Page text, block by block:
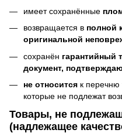
имеет сохранённые
возвращается в полной
оригинальной
сохранён гарантийный
документ,
не относится к перечню
которые не подлежат
Товары, не
(надлежащее